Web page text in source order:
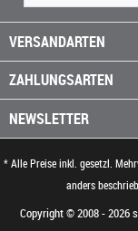
VERSANDARTEN
ZAHLUNGSARTEN
NEWSLETTER
* Alle Preise inkl. gesetzl.
anders
Copyright © 2008 - 2026